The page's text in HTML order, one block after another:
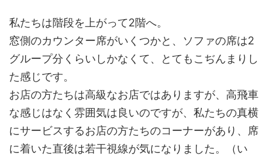
私たちは階段を上がって2階へ。
窓側のカウンター席がいくつかと、ソファの席は2
グループ分くらいしかなくて、とてもこぢんまりし
た感じです。
お店の方たちは高級なお店ではありますが、高飛車
な感じはなく雰囲気は良いのですが、私たちの真横
にサービスするお店の方たちのコーナーがあり、席
に着いた直後は若干視線が気になりました。（い